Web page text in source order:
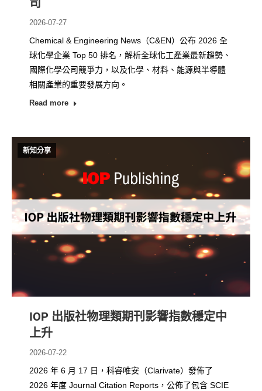
司
2026-07-27
Chemical & Engineering News（C&EN）公布 2026 全
球化學企業 Top 50 排名，解析全球化工產業最新趨勢、
國際化學公司競爭力，以及化學、材料、能源與半導體
相關產業的重要發展方向。
Read more
新知分享
IOP 出版社物理類期刊影響指數穩定中
上升
2026-07-22
2026 年 6 月 17 日，科睿唯安（Clarivate）發佈了
2026 年度 Journal Citation Reports，公佈了包含 SCIE